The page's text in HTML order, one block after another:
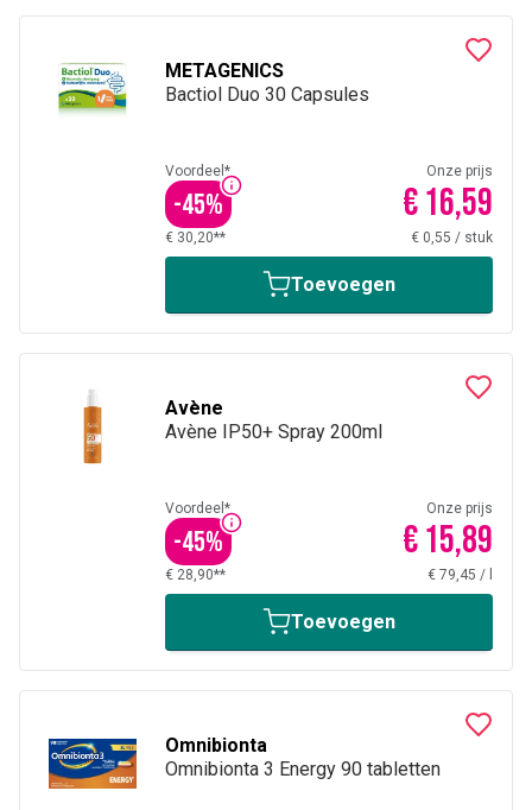
METAGENICS
Bactiol Duo 30 Capsules
Voordeel*
-45%
Onze prijs
€ 16,59
€ 30,20** € 0,55 / stuk
Toevoegen
Avène
Avène IP50+ Spray 200ml
Voordeel*
-45%
Onze prijs
€ 15,89
€ 28,90** € 79,45 /
Toevoegen
Omnibionta
Omnibionta 3 Energy 90 tabletten